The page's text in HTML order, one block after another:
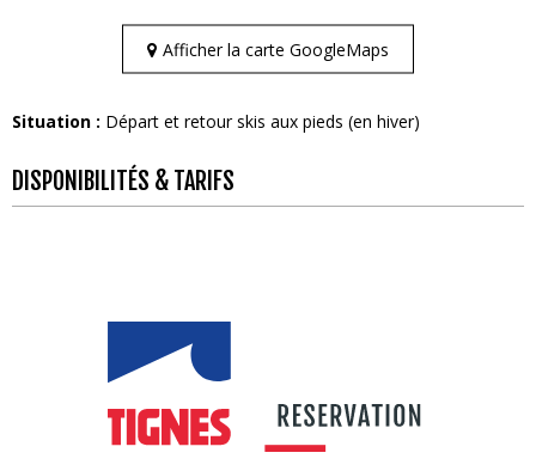
Afficher la carte GoogleMaps
Situation : Départ et retour skis aux pieds (en hiver)
DISPONIBILITÉS & TARIFS